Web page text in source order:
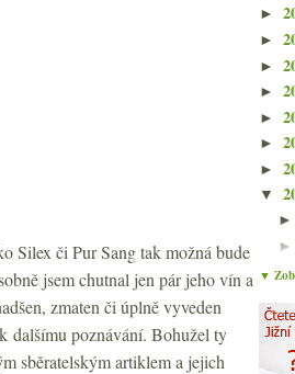
Silex či Pur Sang tak možná bude
jsem chutnal jen pár jeho vín a
zmaten či úplně vyveden
dalšímu poznávání. Bohužel ty
sběratelským artiklem a jejich
►
►
►
►
►
►
►
▼
▼